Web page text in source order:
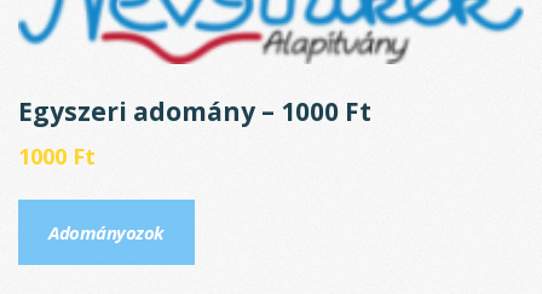
Egyszeri adomány – 1000 Ft
1000 Ft
Adományozok